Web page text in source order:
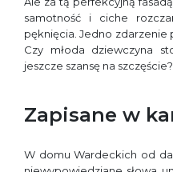
samotność i ciche
pęknięcia. Jedno zdarzenie
Czy młoda dziewczyna
jeszcze szansę na szczęście?
Zapisane w
W domu Wardeckich od